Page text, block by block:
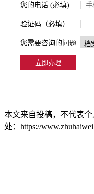
您的电话 (必填)
验证码（必填）
您需要咨询的问题
本文来自投稿，不代表
处：https://